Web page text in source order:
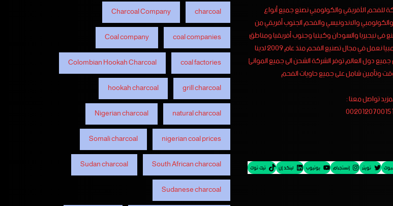
للفحم الأفريقي والكولومبي نصنع جميع أنواع
والاندونيسي والفحم الجنوب أفريقي من
فى نيجيريا والسودان وكينيا وجنوب أفريقيا ومناطق
الفحم في كولومبيا نعمل في مجال تصنيع الفحم منذ عام 2009 لدينا
دول العالم توفر الشركة الشحن الى جميع الموانئ
وتأمين شامل على جميع حاويات الفحم
تواصل معنا :
تويتر إنستجرام يوتيوب لينكد إن تيك توك
charcoal
Charcoal Company
coal companies
Coal company
coal factories
Colombian Hookah Charcoal
grill charcoal
hookah charcoal
natural charcoal
Nigerian charcoal
nigerian coal prices
Somali charcoal
South African charcoal
Sudan charcoal
Sudanese charcoal